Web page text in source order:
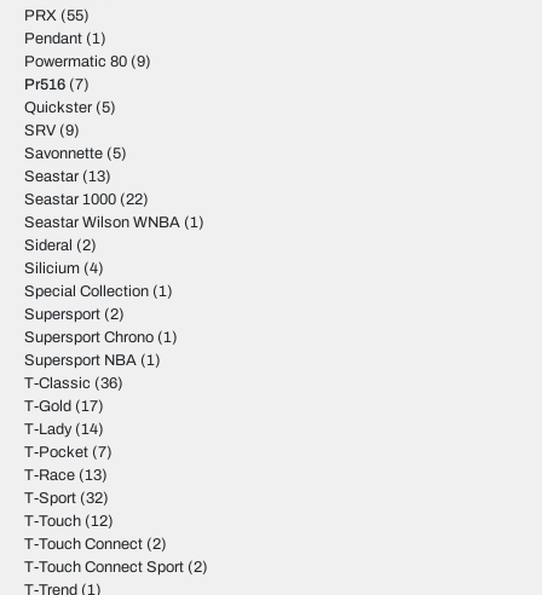
PRX (55)
Pendant (1)
Powermatic 80 (9)
Pr516 (7)
Quickster (5)
SRV (9)
Savonnette (5)
Seastar (13)
Seastar 1000 (22)
Seastar Wilson WNBA (1)
Sideral (2)
Silicium (4)
Special Collection (1)
Supersport (2)
Supersport Chrono (1)
Supersport NBA (1)
T-Classic (36)
T-Gold (17)
T-Lady(14)
T-Pocket (7)
T-Race (13)
T-Sport (32)
T-Touch (12)
T-Touch Connect (2)
T-Touch Connect Sport (2)
T-Trend (1)